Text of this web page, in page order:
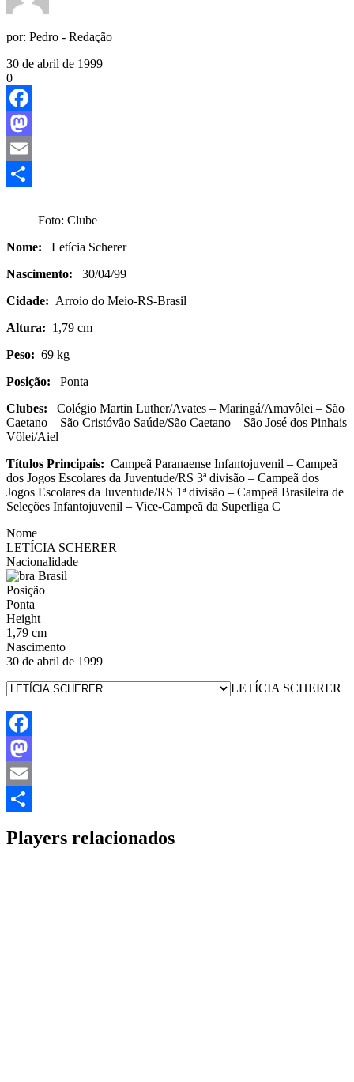
por: Pedro - Redação
30 de abril de 1999
0
Facebook
Mastodon
Email
Foto: Clube
Nome: Letícia Scherer
Nascimento: 30/04/99
Cidade: Arroio do Meio-RS-Brasil
Altura: 1,79 cm
Peso: 69 kg
Posição: Ponta
Clubes: Colégio Martin Luther/Avates – Maringá/Amavôlei – São
Caetano – São Cristóvão Saúde/São Caetano – São José dos Pinhais
Vôlei/Aiel
Títulos Principais: Campeã Paranaense Infantojuvenil – Campeã
dos Jogos Escolares da Juventude/RS 3ª divisão – Campeã dos
Jogos Escolares da Juventude/RS 1ª divisão – Campeã Brasileira de
Seleções Infantojuvenil – Vice-Campeã da Superliga C
Nome
LETÍCIA SCHERER
Nacionalidade
Brasil
Posição
Ponta
Height
1,79 cm
Nascimento
30 de abril de 1999
LETÍCIA SCHERER
Facebook
Mastodon
Email
Players relacionados